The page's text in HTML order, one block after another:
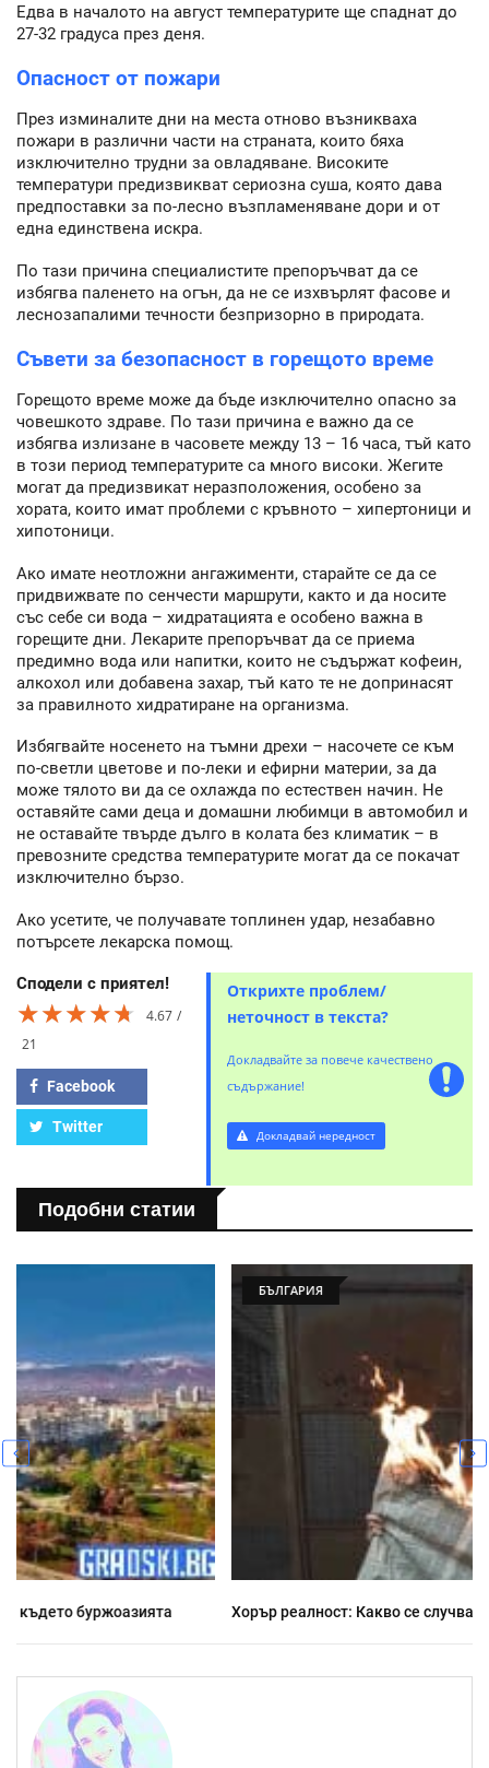
Едва в началото на август температурите ще спаднат до
27-32 градуса през деня.
Опасност от пожари
През изминалите дни на места отново възникваха
пожари в различни части на страната, които бяха
изключително трудни за овладяване. Високите
температури предизвикват сериозна суша, която дава
предпоставки за по-лесно възпламеняване дори и от
една единствена искра.
По тази причина специалистите препоръчват да се
избягва паленето на огън, да не се изхвърлят фасове и
леснозапалими течности безпризорно в природата.
Съвети за безопасност в горещото време
Горещото време може да бъде изключително опасно за
човешкото здраве. По тази причина е важно да се
избягва излизане в часовете между 13 – 16 часа, тъй като
в този период температурите са много високи. Жегите
могат да предизвикат неразположения, особено за
хората, които имат проблеми с кръвното – хипертоници и
хипотоници.
Ако имате неотложни ангажименти, старайте се да се
придвижвате по сенчести маршрути, както и да носите
със себе си вода – хидратацията е особено важна в
горещите дни. Лекарите препоръчват да се приема
предимно вода или напитки, които не съдържат кофеин,
алкохол или добавена захар, тъй като те не допринасят
за правилното хидратиране на организма.
Избягвайте носенето на тъмни дрехи – насочете се към
по-светли цветове и по-леки и ефирни материи, за да
може тялото ви да се охлажда по естествен начин. Не
оставяйте сами деца и домашни любимци в автомобил и
не оставайте твърде дълго в колата без климатик – в
превозните средства температурите могат да се покачат
изключително бързо.
Ако усетите, че получавате топлинен удар, незабавно
потърсете лекарска помощ.
Сподели с приятел!
★★★★★
★★★★★
★★★★★
4.67
21
Facebook
Twitter
Открихте проблем/
неточност в текста?
Докладвайте за повече качествено
съдържание!
Докладвай нередност
Подобни статии
Хорър реалност: Какво се случва напоследък у нас